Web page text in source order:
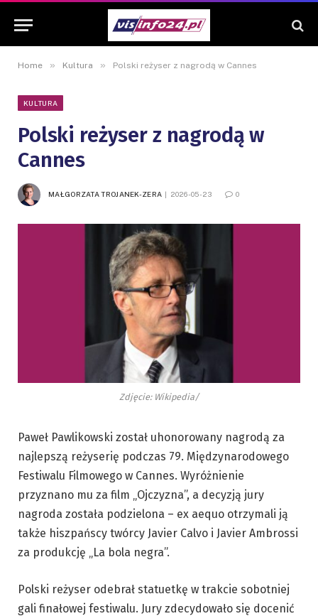
Home » Kultura » Polski reżyser z nagrodą w Cannes
KULTURA
Polski reżyser z nagrodą w
Cannes
MAŁGORZATA TROJANEK-ZERA 2026-05-23 0
Zdjęcie: Wikipedia/
Paweł Pawlikowski został uhonorowany nagrodą za
najlepszą reżyserię podczas 79. Międzynarodowego
Festiwalu Filmowego w Cannes. Wyróżnienie
przyznano mu za film „Ojczyzna”, a decyzją jury
nagroda została podzielona – ex aequo otrzymali ją
także hiszpańscy twórcy Javier Calvo i Javier Ambrossi
za produkcję „La bola negra”.
Polski reżyser odebrał statuetkę w trakcie sobotniej
gali finałowej festiwalu. Jury zdecydowało się docenić